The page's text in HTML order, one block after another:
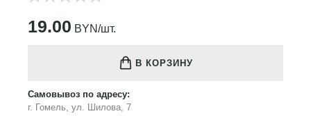
19.00 BYN/шт.
В КОРЗИНУ
Самовывоз по адресу:
г. Гомель, ул. Шилова, 7